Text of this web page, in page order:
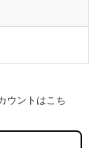
ウントはこち